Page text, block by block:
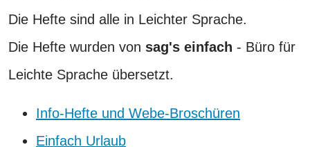
Die Hefte sind alle in Leichter Sprache.
​​​​​​​Die Hefte wurden von sag's einfach - Büro für
Leichte Sprache übersetzt.
Info-Hefte und Webe-Broschüren
Einfach Urlaub